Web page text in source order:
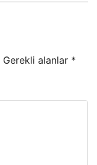
Gerekli alanlar *